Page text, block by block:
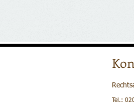
Tel.: